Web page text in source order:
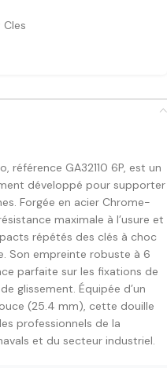
référence GA32110 6P, est un
développé pour supporter
Forgée en acier Chrome-
maximale à l’usure et
répétés des clés à choc
Son empreinte robuste à 6
parfaite sur les fixations de
glissement. Équipée d’un
(25.4 mm), cette douille
professionnels de la
et du secteur industriel.